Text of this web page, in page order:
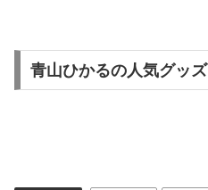
青山ひかるの人気グッズ